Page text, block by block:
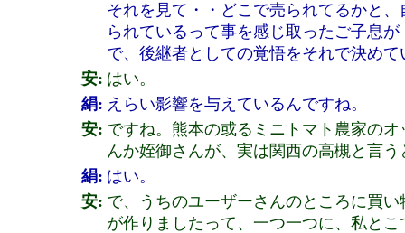
それを見て・・どこで売られてるかと
られているって事を感じ取ったご子息
で、後継者としての覚悟をそれで決めて
安: はい。
絹: えらい影響を与えているんですね。
安: ですね。熊本の或るミニトマト農家の
んか姪御さんが、実は関西の高槻と言
絹: はい。
安: で、うちのユーザーさんのところに買
が作りましたって、一つ一つに、私と